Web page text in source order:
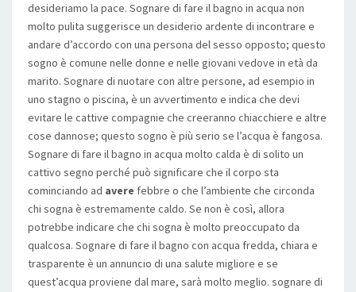
desideriamo la pace. Sognare di fare il bagno in acqua non
molto pulita suggerisce un desiderio ardente di incontrare e
andare d’accordo con una persona del sesso opposto; questo
sogno è comune nelle donne e nelle giovani vedove in età da
marito. Sognare di nuotare con altre persone, ad esempio in
uno stagno o piscina, è un avvertimento e indica che devi
evitare le cattive compagnie che creeranno chiacchiere e altre
cose dannose; questo sogno è più serio se l’acqua è fangosa.
Sognare di fare il bagno in acqua molto calda è di solito un
cattivo segno perché può significare che il corpo sta
cominciando ad avere febbre o che l’ambiente che circonda
chi sogna è estremamente caldo. Se non è così, allora
potrebbe indicare che chi sogna è molto preoccupato da
qualcosa. Sognare di fare il bagno con acqua fredda, chiara e
trasparente è un annuncio di una salute migliore e se
quest’acqua proviene dal mare, sarà molto meglio. sognare di